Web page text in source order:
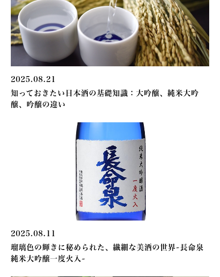
2025.08.21
知っておきたい日本酒の基礎知識：大吟醸、純米大吟
醸、吟醸の違い
2025.08.11
瑠璃色の輝きに秘められた、繊細な美酒の世界~長命泉
純米大吟醸一度火入~